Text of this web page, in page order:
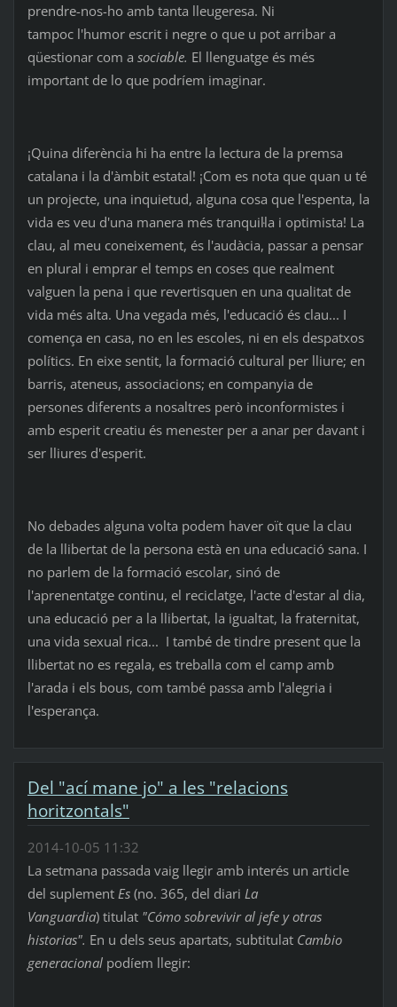
prendre-nos-ho amb tanta lleugeresa. Ni
tampoc l'humor escrit i negre o que u pot arribar a
qüestionar com a sociable. El llenguatge és més
important de lo que podríem imaginar.
¡Quina diferència hi ha entre la lectura de la premsa
catalana i la d'àmbit estatal! ¡Com es nota que quan u té
un projecte, una inquietud, alguna cosa que l'espenta, la
vida es veu d'una manera més tranquil·la i optimista! La
clau, al meu coneixement, és l'audàcia, passar a pensar
en plural i emprar el temps en coses que realment
valguen la pena i que revertisquen en una qualitat de
vida més alta. Una vegada més, l'educació és clau... I
comença en casa, no en les escoles, ni en els despatxos
polítics. En eixe sentit, la formació cultural per lliure; en
barris, ateneus, associacions; en companyia de
persones diferents a nosaltres però inconformistes i
amb esperit creatiu és menester per a anar per davant i
ser lliures d'esperit.
No debades alguna volta podem haver oït que la clau
de la llibertat de la persona està en una educació sana. I
no parlem de la formació escolar, sinó de
l'aprenentatge continu, el reciclatge, l'acte d'estar al dia,
una educació per a la llibertat, la igualtat, la fraternitat,
una vida sexual rica... I també de tindre present que la
llibertat no es regala, es treballa com el camp amb
l'arada i els bous, com també passa amb l'alegria i
l'esperança.
Del "ací mane jo" a les "relacions
horitzontals"
2014-10-05 11:32
La setmana passada vaig llegir amb interés un article
del suplement Es (no. 365, del diari La
Vanguardia) titulat "Cómo sobrevivir al jefe y otras
historias". En u dels seus apartats, subtitulat Cambio
generacionalpodíem llegir: